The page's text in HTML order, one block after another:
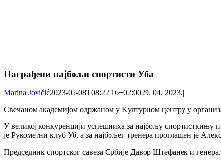
Награђени најбољи спортисти Уба
Marina Jovičić2023-05-08T08:22:16+02:0029. 04. 2023.|
Свечаном академијом одржаном у Kултурном центру у
У великој конкуренцији успешниха за најбољу спортисткињу
је Рукометни клуб Уб, а за најбољег тренера проглашен је
Председник спортског савеза Србије Давор Штефанек и